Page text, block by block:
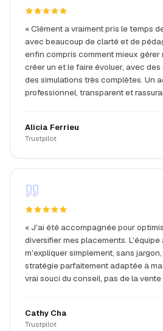
«Clément a vraiment pris le temps
avec beaucoup de clarté et de
enfin compris comment mieux gérer
créer un et le faire évoluer, avec
des simulations très complètes. Un
professionnel, transparent et
Alicia Ferrieu
Trustpilot
« J'ai été accompagnée pour
diversifier mes placements.
m'expliquer simplement, sans
stratégie parfaitement adaptée à
vrai souci du conseil, pas de la vente
Cathy Cha
Trustpilot